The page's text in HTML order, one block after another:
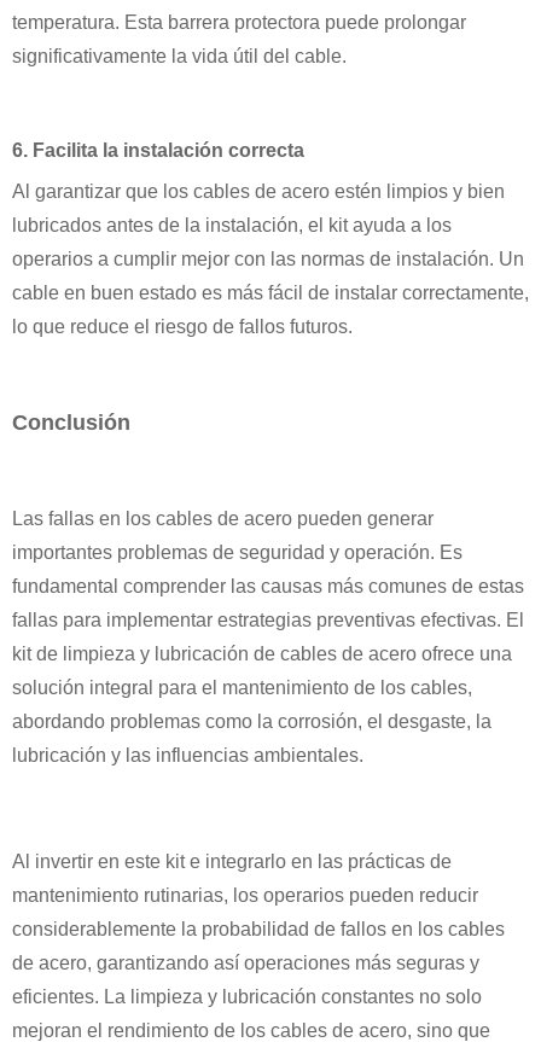
temperatura. Esta barrera protectora puede prolongar
significativamente la vida útil del cable.
6. Facilita la instalación correcta
Al garantizar que los cables de acero estén limpios y bien
lubricados antes de la instalación, el kit ayuda a los
operarios a cumplir mejor con las normas de instalación. Un
cable en buen estado es más fácil de instalar correctamente,
lo que reduce el riesgo de fallos futuros.
Conclusión
Las fallas en los cables de acero pueden generar
importantes problemas de seguridad y operación. Es
fundamental comprender las causas más comunes de estas
fallas para implementar estrategias preventivas efectivas. El
kit de limpieza y lubricación de cables de acero ofrece una
solución integral para el mantenimiento de los cables,
abordando problemas como la corrosión, el desgaste, la
lubricación y las influencias ambientales.
Al invertir en este kit e integrarlo en las prácticas de
mantenimiento rutinarias, los operarios pueden reducir
considerablemente la probabilidad de fallos en los cables
de acero, garantizando así operaciones más seguras y
eficientes. La limpieza y lubricación constantes no solo
mejoran el rendimiento de los cables de acero, sino que